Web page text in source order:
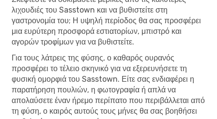
λιχουδιές του Sasstown και να βυθιστείτε στη
γαστρονομία του; Η υψηλή περίοδος θα σας προσφέρει
μια ευρύτερη προσφορά εστιατορίων, μπιστρό και
αγορών τροφίμων για να βυθιστείτε.
Για τους λάτρεις της φύσης, ο καθαρός ουρανός
προσφέρει το τέλειο σκηνικό για να εξερευνήσετε τη
φυσική ομορφιά του Sasstown. Είτε σας ενδιαφέρει η
παρατήρηση πουλιών, η φωτογραφία ή απλά να
απολαύσετε έναν ήρεμο περίπατο που περιβάλλεται από
τη φύση, ο καιρός αυτούς τους μήνες θα σας βοηθήσει